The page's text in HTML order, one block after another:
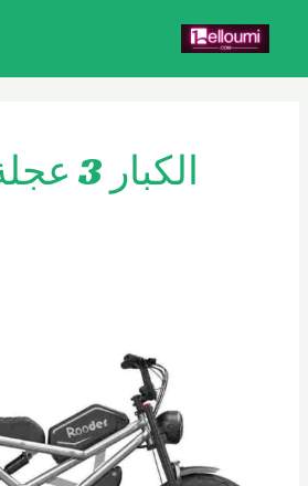
الكبار 3 عجلة سكوتر